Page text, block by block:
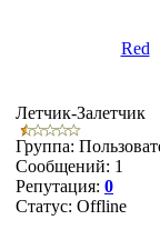
Red
Летчик-Залетчик
Группа:
Сообщений: 1
Репутация: 0
Статус: Offline